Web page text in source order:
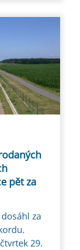
pět za
za
29.